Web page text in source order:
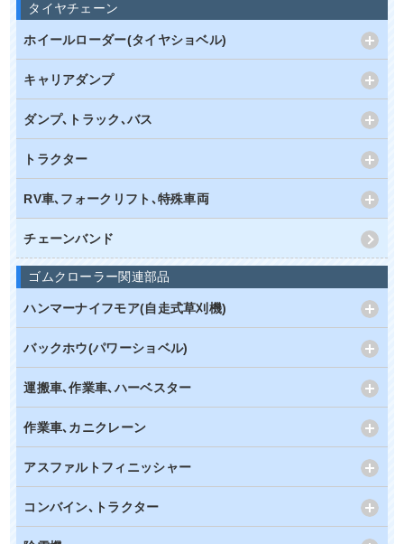
タイヤチェーン
ホイールローダー(タイヤショベル)
キャリアダンプ
ダンプ､トラック､バス
トラクター
RV車､フォークリフト､特殊車両
チェーンバンド
ゴムクローラー関連部品
ハンマーナイフモア(自走式草刈機)
バックホウ(パワーショベル)
運搬車､作業車､ハーベスター
作業車､カニクレーン
アスファルトフィニッシャー
コンバイン､トラクター